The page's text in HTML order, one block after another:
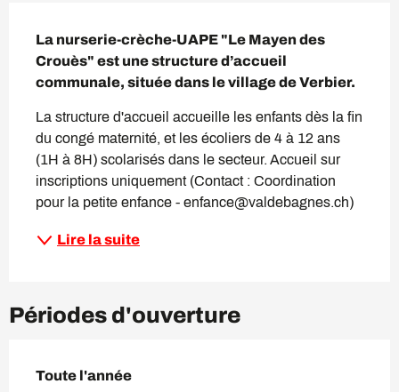
La nurserie-crèche-UAPE "Le Mayen des
Crouès" est une structure d’accueil
communale, située dans le village de Verbier.
La structure d'accueil accueille les enfants dès la fin
du congé maternité, et les écoliers de 4 à 12 ans
(1H à 8H) scolarisés dans le secteur. Accueil sur
inscriptions uniquement (Contact : Coordination
pour la petite enfance - enfance@valdebagnes.ch)
Lire la suite
Périodes d'ouverture
Toute l'année
Toute l'année